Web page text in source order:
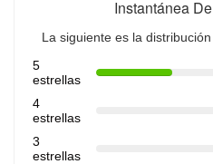
Instantánea
La siguiente es la
5
estrellas
4
estrellas
3
estrellas